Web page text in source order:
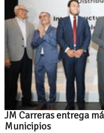
JM Carreras entrega
Municipios